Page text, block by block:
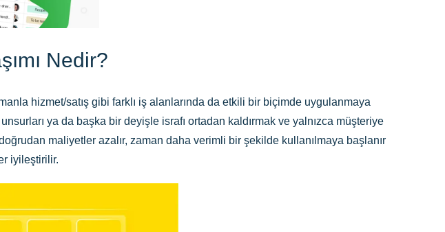
Nedir?
hizmet/satış gibi farklı iş alanlarında da etkili bir biçimde uygulanmaya
ya da başka bir deyişle israfı ortadan kaldırmak ve yalnızca müşteriye
maliyetler azalır, zaman daha verimli bir şekilde kullanılmaya başlanır
iyileştirilir.